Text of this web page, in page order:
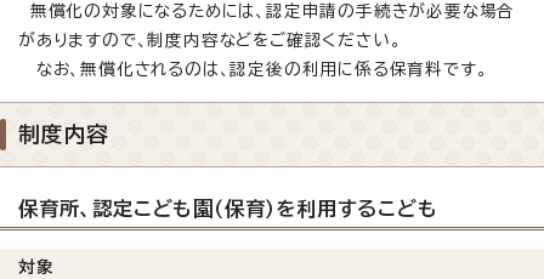
無償化の対象になるためには、認定申請の手続きが必要な場合
がありますので、制度内容などをご確認ください。
なお、無償化されるのは、認定後の利用に係る保育料です。
制度内容
保育所、認定こども園（保育）を利用するこども
対象